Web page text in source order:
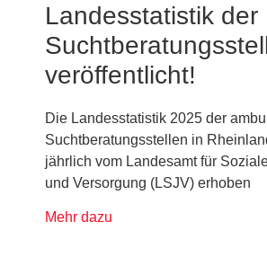
Landesstatistik der
veröffentlicht!
Die Landesstatistik 2025 der
Suchtberatungsstellen in
jährlich vom Landesamt für
und Versorgung (LSJV) erhoben
Mehr dazu